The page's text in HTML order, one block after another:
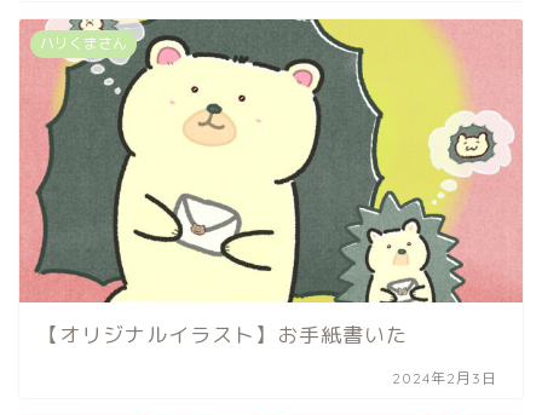
ハリくまさん
【オリジナルイラスト】お手紙書いた
2024年2月3日